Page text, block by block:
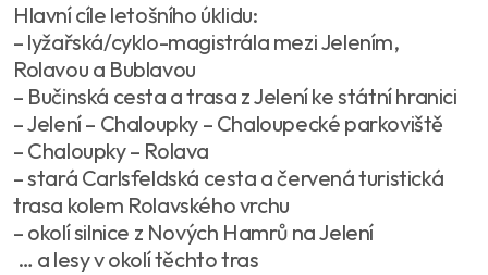
Hlavní cíle letošního úklidu:
– lyžařská/cyklo-magistrála mezi Jelením,
Rolavou a Bublavou
– Bučinská cesta a trasa z Jelení ke státní hranici
– Jelení – Chaloupky – Chaloupecké parkoviště
– Chaloupky – Rolava
– stará Carlsfeldská cesta a červená turistická
trasa kolem Rolavského vrchu
– okolí silnice z Nových Hamrů na Jelení
… a lesy v okolí těchto tras